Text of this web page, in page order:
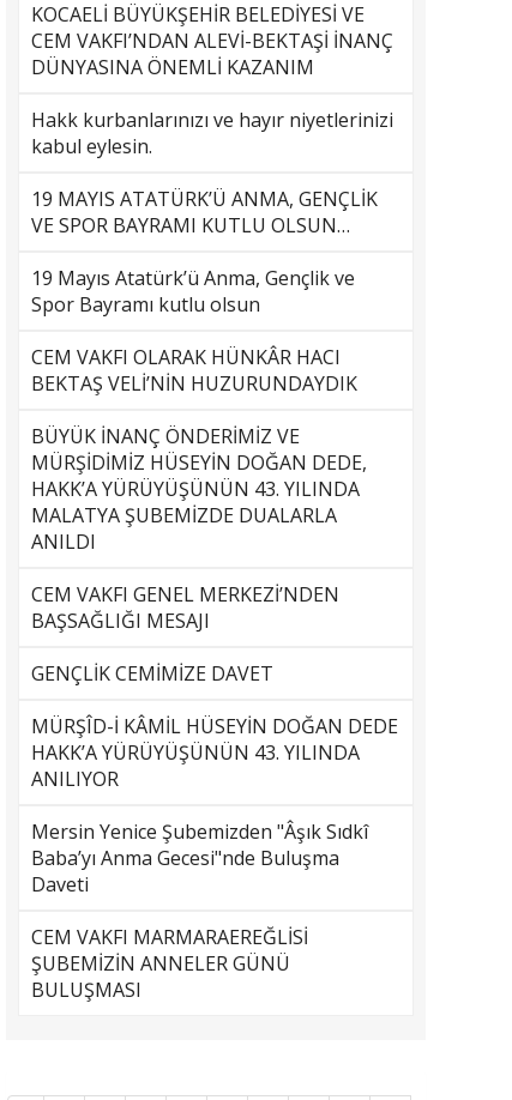
KOCAELİ BÜYÜKŞEHİR BELEDİYESİ VE
CEM VAKFI’NDAN ALEVİ-BEKTAŞİ İNANÇ
DÜNYASINA ÖNEMLİ KAZANIM
Hakk kurbanlarınızı ve hayır niyetlerinizi
kabul eylesin.
19 MAYIS ATATÜRK’Ü ANMA, GENÇLİK
VE SPOR BAYRAMI KUTLU OLSUN…
19 Mayıs Atatürk’ü Anma, Gençlik ve
Spor Bayramı kutlu olsun
CEM VAKFI OLARAK HÜNKÂR HACI
BEKTAŞ VELİ’NİN HUZURUNDAYDIK
BÜYÜK İNANÇ ÖNDERİMİZ VE
MÜRŞİDİMİZ HÜSEYİN DOĞAN DEDE,
HAKK’A YÜRÜYÜŞÜNÜN 43. YILINDA
MALATYA ŞUBEMİZDE DUALARLA
ANILDI
CEM VAKFI GENEL MERKEZİ’NDEN
BAŞSAĞLIĞI MESAJI
GENÇLİK CEMİMİZE DAVET
MÜRŞÎD-İ KÂMİL HÜSEYİN DOĞAN DEDE
HAKK’A YÜRÜYÜŞÜNÜN 43. YILINDA
ANILIYOR
Mersin Yenice Şubemizden "Âşık Sıdkî
Baba’yı Anma Gecesi"nde Buluşma
Daveti
CEM VAKFI MARMARAEREĞLİSİ
ŞUBEMİZİN ANNELER GÜNÜ
BULUŞMASI